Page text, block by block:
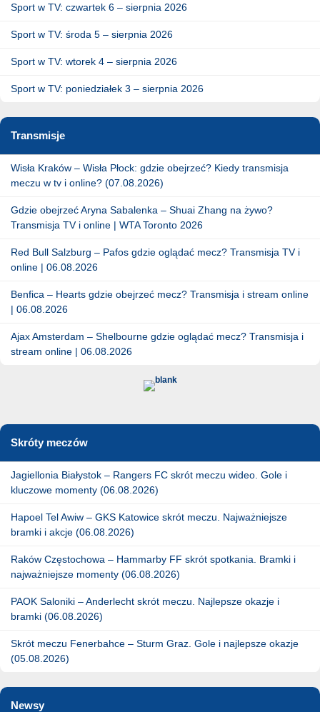
Sport w TV: czwartek 6 – sierpnia 2026
Sport w TV: środa 5 – sierpnia 2026
Sport w TV: wtorek 4 – sierpnia 2026
Sport w TV: poniedziałek 3 – sierpnia 2026
Transmisje
Wisła Kraków – Wisła Płock: gdzie obejrzeć? Kiedy transmisja
meczu w tv i online? (07.08.2026)
Gdzie obejrzeć Aryna Sabalenka – Shuai Zhang na żywo?
Transmisja TV i online | WTA Toronto 2026
Red Bull Salzburg – Pafos gdzie oglądać mecz? Transmisja TV i
online | 06.08.2026
Benfica – Hearts gdzie obejrzeć mecz? Transmisja i stream online
| 06.08.2026
Ajax Amsterdam – Shelbourne gdzie oglądać mecz? Transmisja i
stream online | 06.08.2026
Skróty meczów
Jagiellonia Białystok – Rangers FC skrót meczu wideo. Gole i
kluczowe momenty (06.08.2026)
Hapoel Tel Awiw – GKS Katowice skrót meczu. Najważniejsze
bramki i akcje (06.08.2026)
Raków Częstochowa – Hammarby FF skrót spotkania. Bramki i
najważniejsze momenty (06.08.2026)
PAOK Saloniki – Anderlecht skrót meczu. Najlepsze okazje i
bramki (06.08.2026)
Skrót meczu Fenerbahce – Sturm Graz. Gole i najlepsze okazje
(05.08.2026)
Newsy